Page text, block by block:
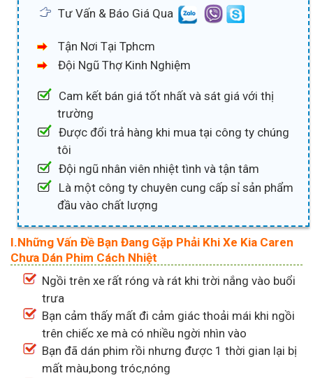
Tư Vấn & Báo Giá Qua
Tận Nơi Tại Tphcm
Đội Ngũ Thợ Kinh Nghiệm
Cam kết bán giá tốt nhất và sát giá với thị
trường
Được đổi trả hàng khi mua tại công ty chúng
tôi
Đội ngũ nhân viên nhiệt tình và tận tâm
Là một công ty chuyên cung cấp sỉ sản phẩm
đầu vào chất lượng
I.Những Vấn Đề Bạn Đang Gặp Phải Khi Xe Kia Caren
Chưa Dán Phim Cách Nhiệt
Ngồi trên xe rất róng và rát khi trời nắng vào buổi
trưa
Bạn cảm thấy mất đi cảm giác thoải mái khi ngồi
trên chiếc xe mà có nhiều ngời nhìn vào
Bạn đã dán phim rồi nhưng được 1 thời gian lại bị
mất màu,bong tróc,nóng